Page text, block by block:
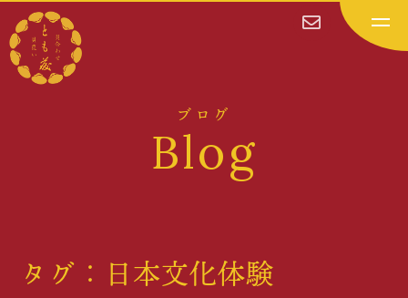
ブログ
Blog
タグ：日本文化体験